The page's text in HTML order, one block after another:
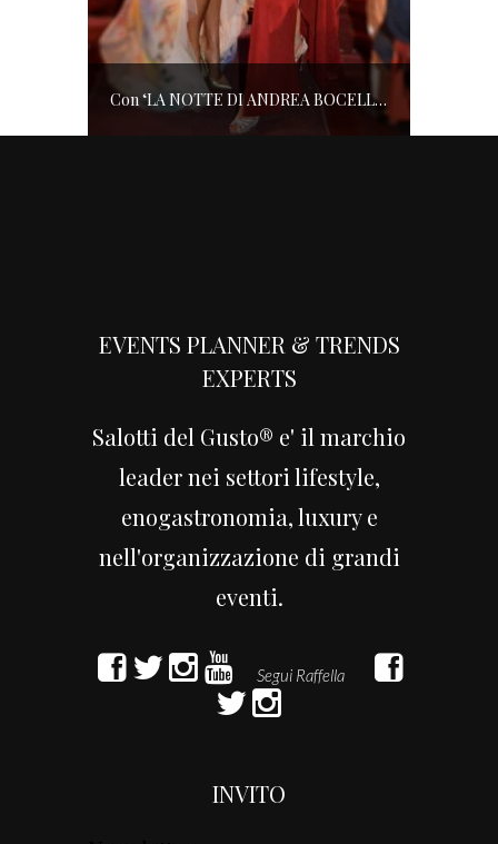
Con ‘LA NOTTE DI ANDREA BOCELLI’ l’ARENA si accende di musica e solidarietà! I SALOTTI DEL GUSTO conquistano tutti; tra gli ospiti, RICHARD GERE
EVENTS PLANNER & TRENDS
EXPERTS
Salotti del Gusto® e' il marchio
leader nei settori lifestyle,
enogastronomia, luxury e
nell'organizzazione di grandi
eventi.
INVITO